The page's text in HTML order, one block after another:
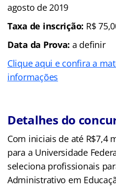
agosto de 2019
Taxa de inscrição: R$
Data da Prova: a definir
Clique aqui e confira a
informações
Detalhes do
Com iniciais de até R$7,4
para a Universidade
seleciona profissionais
Administrativo em